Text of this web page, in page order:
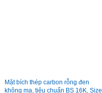
Mặt bích thép carbon rỗng đen
không mạ, tiêu chuẩn BS 16K, Size